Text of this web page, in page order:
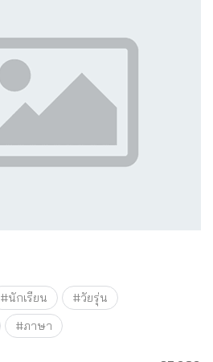
#นักเรียน
#วัยรุ่น
#ภาษา